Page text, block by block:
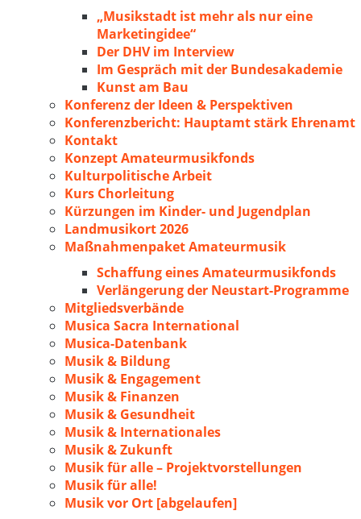
„Musikstadt ist mehr als nur eine
Marketingidee“
Der DHV im Interview
Im Gespräch mit der Bundesakademie
Kunst am Bau
Konferenz der Ideen & Perspektiven
Konferenzbericht: Hauptamt stärk Ehrenamt
Kontakt
Konzept Amateurmusikfonds
Kulturpolitische Arbeit
Kurs Chorleitung
Kürzungen im Kinder- und Jugendplan
Landmusikort 2026
Maßnahmenpaket Amateurmusik
Schaffung eines Amateurmusikfonds
Verlängerung der Neustart-Programme
Mitgliedsverbände
Musica Sacra International
Musica-Datenbank
Musik & Bildung
Musik & Engagement
Musik & Finanzen
Musik & Gesundheit
Musik & Internationales
Musik & Zukunft
Musik für alle – Projektvorstellungen
Musik für alle!
Musik vor Ort [abgelaufen]